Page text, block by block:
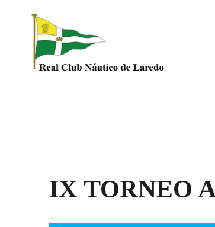
contenido
IX TORNEO